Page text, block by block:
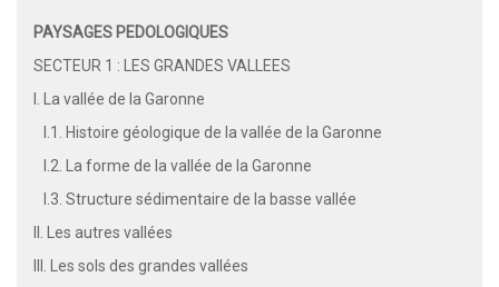
PAYSAGES PEDOLOGIQUES
SECTEUR 1 : LES GRANDES VALLEES
I. La vallée de la Garonne
I.1. Histoire géologique de la vallée de la Garonne
I.2. La forme de la vallée de la Garonne
I.3. Structure sédimentaire de la basse vallée
II. Les autres vallées
III. Les sols des grandes vallées